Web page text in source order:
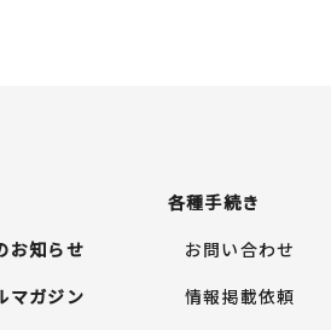
お知らせ
マガジン
各種手続き
お問い合わせ
情報掲載依頼